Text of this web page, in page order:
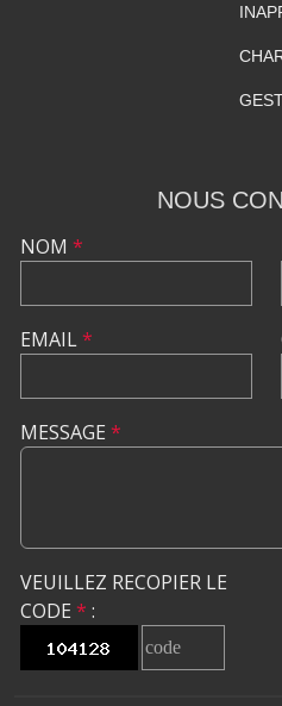
NOUS
NOM *
EMAIL*
MESSAGE *
VEUILLEZ RECOPIER LE
CODE * :